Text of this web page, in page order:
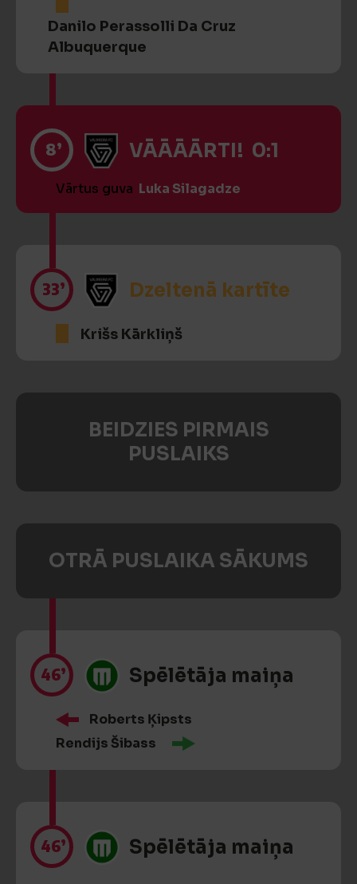
Danilo Perassolli Da Cruz
Albuquerque
8’ VĀĀĀĀRTI! 0:1
Vārtus guva Luka Silagadze
33’ Dzeltenā kartīte
Krišs Kārkliņš
BEIDZIES PIRMAIS
PUSLAIKS
OTRĀ PUSLAIKA SĀKUMS
46’ Spēlētāja maiņa
Roberts Ķipsts
Rendijs Šibass
46’ Spēlētāja maiņa